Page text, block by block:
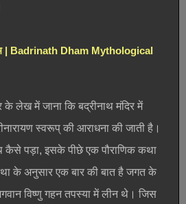
| Badrinath Dham Mythological
लेख में जाना कि बद्रीनाथ मंदिर में
स्वरूप् की आराधना की जाती है।
कैसे पड़ा, इसके पीछे एक पौराणिक कथा
के अनुसार एक बार की बात है जगत के
विष्णु गहन तपस्या में लीन थे। जिस